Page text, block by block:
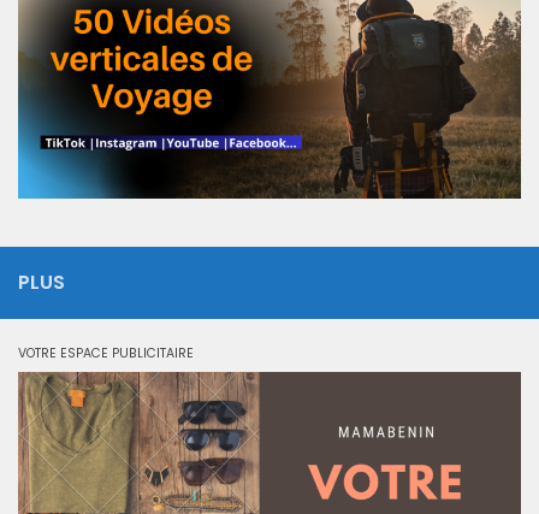
PLUS
VOTRE ESPACE PUBLICITAIRE